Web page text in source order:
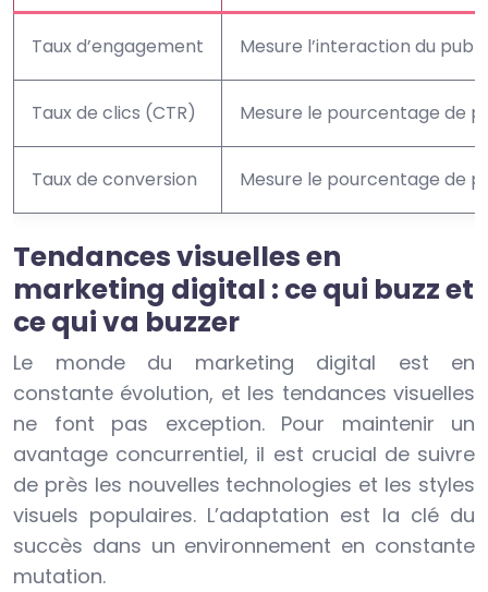
Taux d’engagement Mesure l’interaction du
Taux de clics (CTR) Mesure le pourcentage de
Taux de conversion Mesure le pourcentage de
Tendances visuelles en
marketing digital : ce qui buzz et
ce qui va buzzer
Le monde du marketing digital est en
constante évolution, et les tendances visuelles
ne font pas exception. Pour maintenir un
avantage concurrentiel, il est crucial de suivre
de près les nouvelles technologies et les styles
visuels populaires. L’adaptation est la clé du
succès dans un environnement en constante
mutation.